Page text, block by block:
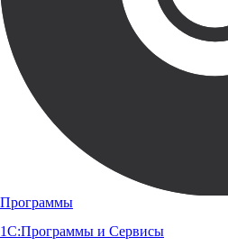
Программы
1С:Программы и Сервисы